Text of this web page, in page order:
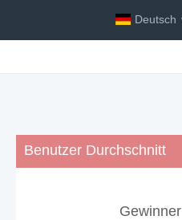
Deutsch
Benutzer Durchschnitt
Gewinner